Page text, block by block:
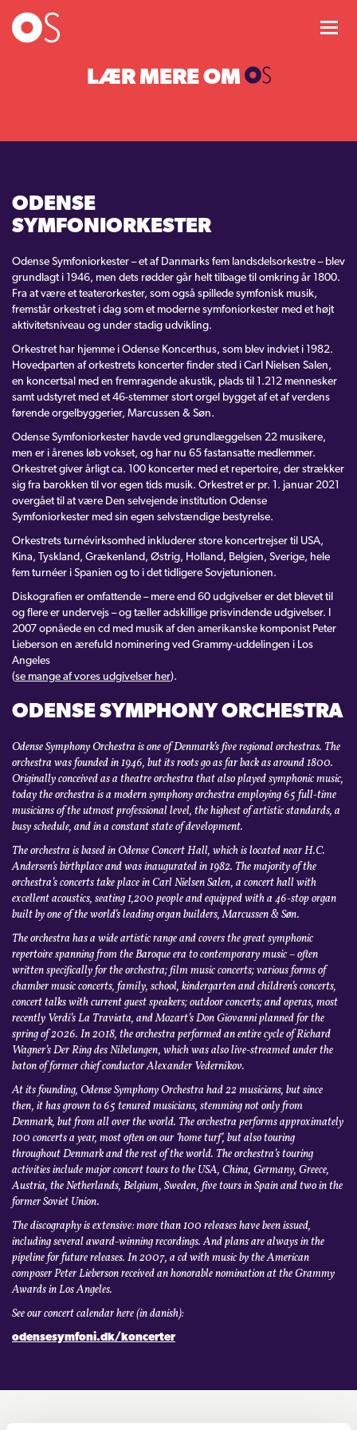
KONCERTER
OM OS
Chefdirigent
Musikere
Jobs
Odense Symfoniorkester
CD’er m.m. – Lyt til OS
Bestyrelsen, administration, udvalg m.m.
Carl Nielsen International Competition
GAVEKORT
CARL NIELSEN INTERNATIONAL COMPETITION
LOGIN
LÆR MERE OM
ODENSE
SYMFONIORKESTER
Odense Symfoniorkester – et af Danmarks fem landsdelsorkestre – blev
grundlagt i 1946, men dets rødder går helt tilbage til omkring år 1800.
Fra at være et teaterorkester, som også spillede symfonisk musik,
fremstår orkestret i dag som et moderne symfoniorkester med et højt
aktivitetsniveau og under stadig udvikling.
Orkestret har hjemme i Odense Koncerthus, som blev indviet i 1982.
Hovedparten af orkestrets koncerter finder sted i Carl Nielsen Salen,
en koncertsal med en fremragende akustik, plads til 1.212 mennesker
samt udstyret med et 46-stemmer stort orgel bygget af et af verdens
førende orgelbyggerier, Marcussen & Søn.
Odense Symfoniorkester havde ved grundlæggelsen 22 musikere,
men er i årenes løb vokset, og har nu 65 fastansatte medlemmer.
Orkestret giver årligt ca. 100 koncerter med et repertoire, der strækker
sig fra barokken til vor egen tids musik. Orkestret er pr. 1. januar 2021
overgået til at være Den selvejende institution Odense
Symfoniorkester med sin egen selvstændige bestyrelse.
Orkestrets turnévirksomhed inkluderer store koncertrejser til USA,
Kina, Tyskland, Grækenland, Østrig, Holland, Belgien, Sverige, hele
fem turnéer i Spanien og to i det tidligere Sovjetunionen.
Diskografien er omfattende – mere end 60 udgivelser er det blevet til
og flere er undervejs – og tæller adskillige prisvindende udgivelser. I
2007 opnåede en cd med musik af den amerikanske komponist Peter
Lieberson en ærefuld nominering ved Grammy-uddelingen i Los
Angeles
(se mange af vores udgivelser her).
ODENSE SYMPHONY ORCHESTRA
Odense Symphony Orchestra is one of Denmark’s five regional orchestras. The
orchestra was founded in 1946, but its roots go as far back as around 1800.
Originally conceived as a theatre orchestra that also played symphonic music,
today the orchestra is a modern symphony orchestra employing 65 full-time
musicians of the utmost professional level, the highest of artistic standards, a
busy schedule, and in a constant state of development.
The orchestra is based in Odense Concert Hall, which is located near H.C.
Andersen’s birthplace and was inaugurated in 1982. The majority of the
orchestra’s concerts take place in Carl Nielsen Salen, a concert hall with
excellent acoustics, seating 1,200 people and equipped with a 46-stop organ
built by one of the world’s leading organ builders, Marcussen & Søn.
The orchestra has a wide artistic range and covers the great symphonic
repertoire spanning from the Baroque era to contemporary music – often
written specifically for the orchestra; film music concerts; various forms of
chamber music concerts, family, school, kindergarten and children’s concerts,
concert talks with current guest speakers; outdoor concerts; and operas, most
recently Verdi’s La Traviata, and Mozart’s Don Giovanni planned for the
spring of 2026. In 2018, the orchestra performed an entire cycle of Richard
Wagner’s Der Ring des Nibelungen, which was also live-streamed under the
baton of former chief conductor Alexander Vedernikov.
At its founding, Odense Symphony Orchestra had 22 musicians, but since
then, it has grown to 65 tenured musicians, stemming not only from
Denmark, but from all over the world. The orchestra performs approximately
100 concerts a year, most often on our ‘home turf’, but also touring
throughout Denmark and the rest of the world. The orchestra’s touring
activities include major concert tours to the USA, China, Germany, Greece,
Austria, the Netherlands, Belgium, Sweden, five tours in Spain and two in the
former Soviet Union.
The discography is extensive: more than 100 releases have been issued,
including several award-winning recordings. And plans are always in the
pipeline for future releases. In 2007, a cd with music by the American
composer Peter Lieberson received an honorable nomination at the Grammy
Awards in Los Angeles.
See our concert calendar here (in danish):
odensesymfoni.dk/koncerter